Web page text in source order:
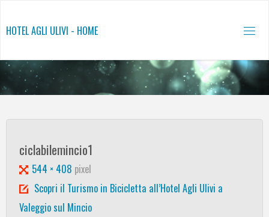
contenuto
HOTEL AGLI ULIVI - HOME
ciclabilemincio1
Tutta
larghezza
544 × 408 pixel
Scopri il Turismo in Bicicletta all’Hotel Agli Ulivi a
Valeggio sul Mincio